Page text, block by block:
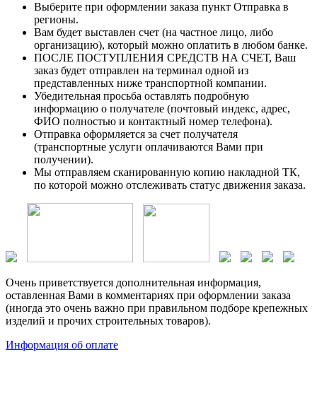
Выберите при оформлении заказа пункт Отправка в
регионы.
Вам будет выставлен счет (на частное лицо, либо
организацию), который можно оплатить в любом банке.
ПОСЛЕ ПОСТУПЛЕНИЯ СРЕДСТВ НА СЧЕТ, Ваш
заказ будет отправлен на терминал одной из
представленных ниже транспортной компании.
Убедительная просьба оставлять подробную
информацию о получателе (почтовый индекс, адрес,
ФИО полностью и контактный номер телефона).
Отправка оформляется за счет получателя
(транспортные услуги оплачиваются Вами при
получении).
Мы отправляем сканированную копию накладной ТК,
по которой можно отслеживать статус движения заказа.
Очень приветствуется дополнительная информация,
оставленная Вами в комментариях при оформлении заказа
(иногда это очень важно при правильном подборе крепежных
изделий и прочих строительных товаров).
Информация об оплате